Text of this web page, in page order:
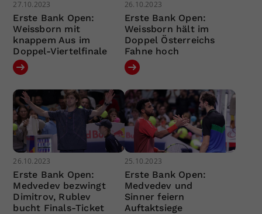
27.10.2023
Erste Bank Open:
Weissborn mit
knappem Aus im
Doppel-Viertelfinale
26.10.2023
Erste Bank Open:
Weissborn hält im
Doppel Österreichs
Fahne hoch
26.10.2023
Erste Bank Open:
Medvedev bezwingt
Dimitrov, Rublev
bucht Finals-Ticket
25.10.2023
Erste Bank Open:
Medvedev und
Sinner feiern
Auftaktsiege